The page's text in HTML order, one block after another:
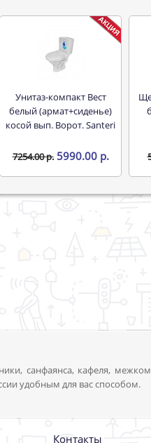
Унитаз-компакт Вест
белый (армат+сиденье)
косой вып. Ворот. Santeri
7254.00 р. 5990.00 р.
Щетка тротуарная 50см
санфаянса, кафеля,
удобным для вас способом.
Контакты